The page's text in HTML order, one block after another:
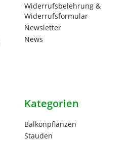
Widerrufsbelehrung &
Widerrufsformular
Newsletter
News
Kategorien
Balkonpflanzen
Stauden